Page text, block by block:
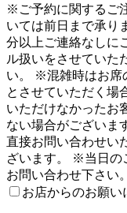
※ご予約に関するご
いては前日まで承り
分以上ご連絡なしに
ル扱いをさせていた
い。 ※混雑時はお席
とさせていただく場
いただけなかったお
ない場合がございま
直接お問い合わせい
ざいます。 ※当日の
お問い合わせ下さい。
お店からのお願い